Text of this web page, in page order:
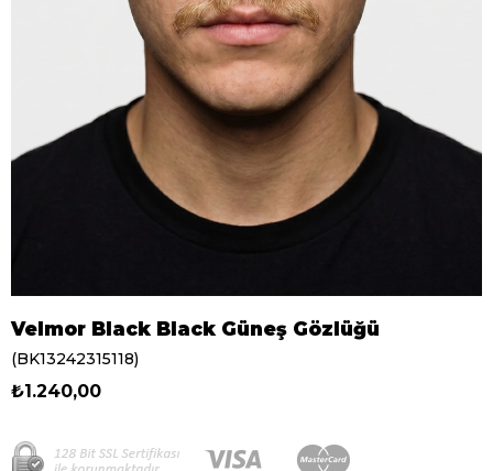
Velmor Black Black Güneş Gözlüğü
(BK13242315118)
₺1.240,00